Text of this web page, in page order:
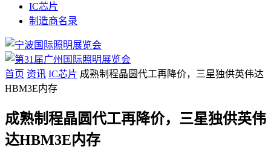
IC芯片
制造商名录
首页 资讯 IC芯片 成熟制程晶圆代工再降价，三星独供英伟达
HBM3E内存
成熟制程晶圆代工再降价，三星独供英伟
达HBM3E内存